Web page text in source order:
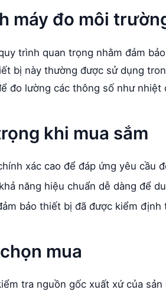
máy đo môi
trình quan trọng nhằm đảm
bị này thường được sử dụng
đo lường các thông số như nhiệt
khi mua sắm
xác cao để đáp ứng yêu cầu
năng hiệu chuẩn dễ dàng để
bảo thiết bị đã được kiểm
mua
tra nguồn gốc xuất xứ của